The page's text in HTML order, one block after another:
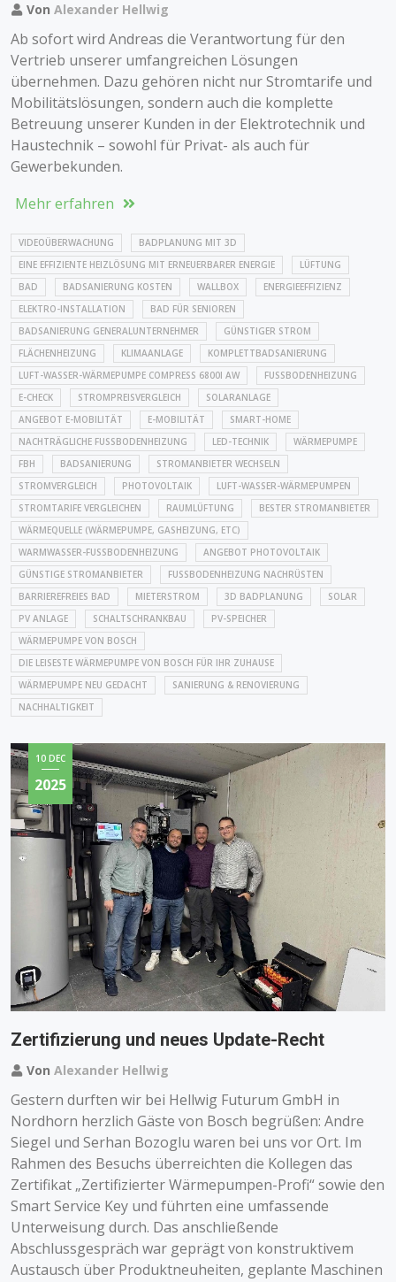
Von Alexander Hellwig
Ab sofort wird Andreas die Verantwortung für den
Vertrieb unserer umfangreichen Lösungen
übernehmen. Dazu gehören nicht nur Stromtarife und
Mobilitätslösungen, sondern auch die komplette
Betreuung unserer Kunden in der Elektrotechnik und
Haustechnik – sowohl für Privat- als auch für
Gewerbekunden.
Mehr erfahren
VIDEOÜBERWACHUNG
BADPLANUNG MIT 3D
EINE EFFIZIENTE HEIZLÖSUNG MIT ERNEUERBARER ENERGIE
LÜFTUNG
BAD
BADSANIERUNG KOSTEN WALLBOX
ENERGIEEFFIZIENZ
ELEKTRO-INSTALLATION
BAD FÜR SENIOREN
BADSANIERUNG GENERALUNTERNEHMER
GÜNSTIGER STROM
FLÄCHENHEIZUNG
KLIMAANLAGE
KOMPLETTBADSANIERUNG
LUFT-WASSER-WÄRMEPUMPE COMPRESS 6800I AW
FUSSBODENHEIZUNG
E-CHECK
STROMPREISVERGLEICH
SOLARANLAGE
ANGEBOT E-MOBILITÄT
E-MOBILITÄT
SMART-HOME
NACHTRÄGLICHE FUSSBODENHEIZUNG
LED-TECHNIK
WÄRMEPUMPE
FBH
BADSANIERUNG
STROMANBIETER WECHSELN
STROMVERGLEICH
PHOTOVOLTAIK
LUFT-WASSER-WÄRMEPUMPEN
STROMTARIFE VERGLEICHEN
RAUMLÜFTUNG
BESTER STROMANBIETER
WÄRMEQUELLE (WÄRMEPUMPE, GASHEIZUNG, ETC)
WARMWASSER-FUSSBODENHEIZUNG
ANGEBOT PHOTOVOLTAIK
GÜNSTIGE STROMANBIETER
FUSSBODENHEIZUNG NACHRÜSTEN
BARRIEREFREIES BAD
MIETERSTROM 3D BADPLANUNG
SOLAR
PV ANLAGE
SCHALTSCHRANKBAU
PV-SPEICHER
WÄRMEPUMPE VON BOSCH
DIE LEISESTE WÄRMEPUMPE VON BOSCH FÜR IHR ZUHAUSE
WÄRMEPUMPE NEU GEDACHT
SANIERUNG & RENOVIERUNG
NACHHALTIGKEIT
Zertifizierung und neues Update-Recht
10 DEC
2025
Von Alexander Hellwig
Gestern durften wir bei Hellwig Futurum GmbH in
Nordhorn herzlich Gäste von Bosch begrüßen: Andre
Siegel und Serhan Bozoglu waren bei uns vor Ort. Im
Rahmen des Besuchs überreichten die Kollegen das
Zertifikat „Zertifizierter Wärmepumpen-Profi“ sowie den
Smart Service Key und führten eine umfassende
Unterweisung durch. Das anschließende
Abschlussgespräch war geprägt von konstruktivem
Austausch über Produktneuheiten, geplante Maschinen